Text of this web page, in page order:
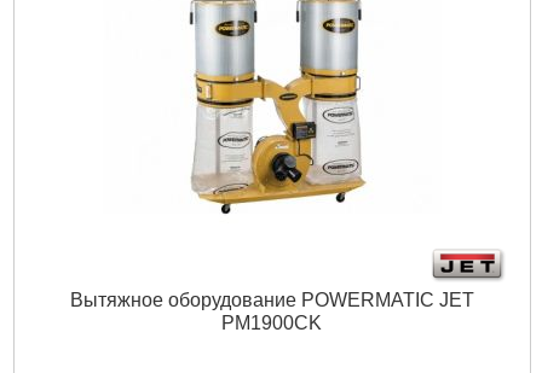
Вытяжное оборудование POWERMATIC JET
PM1900CK